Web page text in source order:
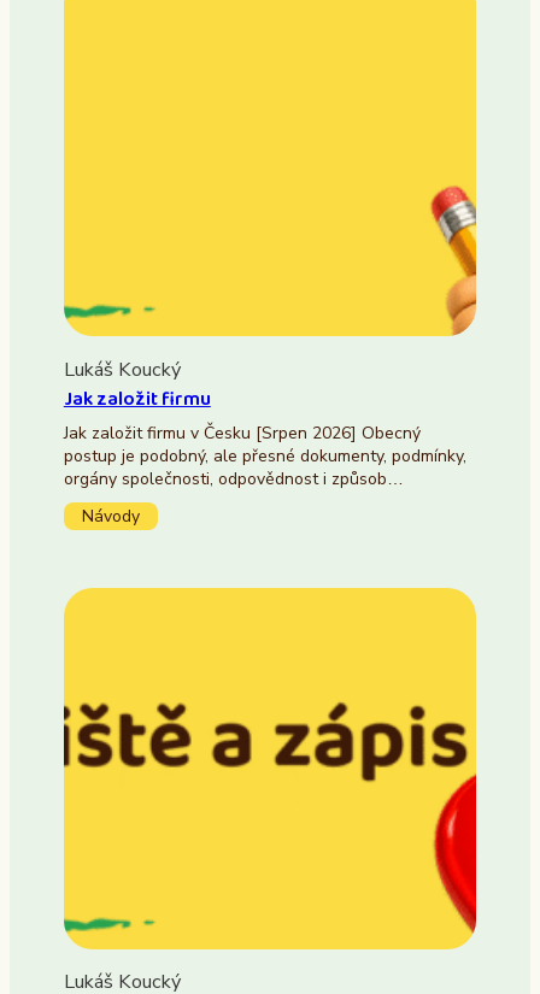
Lukáš Koucký
Jak založit firmu
Jak založit firmu v Česku [Srpen 2026] Obecný
postup je podobný, ale přesné dokumenty, podmínky,
orgány společnosti, odpovědnost i způsob…
Návody
Lukáš Koucký